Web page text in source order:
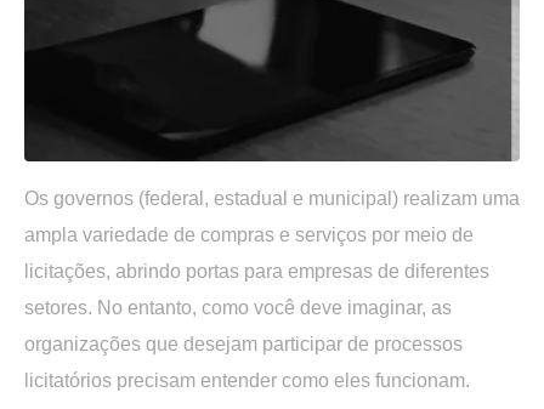
Os governos (federal, estadual e municipal) realizam uma
ampla variedade de compras e serviços por meio de
licitações, abrindo portas para empresas de diferentes
setores. No entanto, como você deve imaginar, as
organizações que desejam participar de processos
licitatórios precisam entender como eles funcionam.